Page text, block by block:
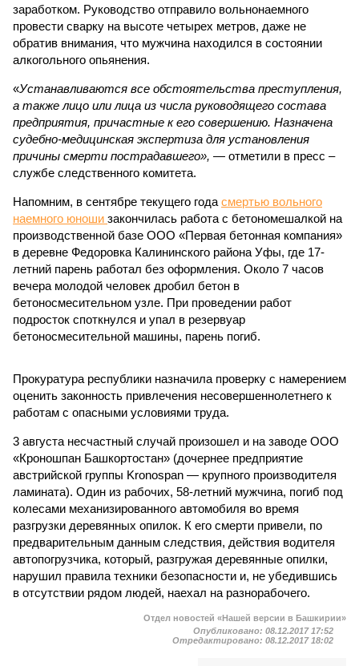
заработком. Руководство отправило вольнонаемного
провести сварку на высоте четырех метров, даже не
обратив внимания, что мужчина находился в состоянии
алкогольного опьянения.
«Устанавливаются все обстоятельства преступления,
а также лицо или лица из числа руководящего состава
предприятия, причастные к его совершению. Назначена
судебно-медицинская экспертиза для установления
причины смерти пострадавшего», — отметили в пресс –
службе следственного комитета.
Напомним, в сентябре текущего года смертью вольного
наемного юноши закончилась работа с бетономешалкой на
производственной базе ООО «Первая бетонная компания»
в деревне Федоровка Калининского района Уфы, где 17-
летний парень работал без оформления. Около 7 часов
вечера молодой человек дробил бетон в
бетоносмесительном узле. При проведении работ
подросток споткнулся и упал в резервуар
бетоносмесительной машины, парень погиб.
Прокуратура республики назначила проверку с намерением
оценить законность привлечения несовершеннолетнего к
работам с опасными условиями труда.
3 августа несчастный случай произошел и на заводе ООО
«Кроношпан Башкортостан» (дочернее предприятие
австрийской группы Kronospan — крупного производителя
ламината). Один из рабочих, 58-летний мужчина, погиб под
колесами механизированного автомобиля во время
разгрузки деревянных опилок. К его смерти привели, по
предварительным данным следствия, действия водителя
автопогрузчика, который, разгружая деревянные опилки,
нарушил правила техники безопасности и, не убедившись
в отсутствии рядом людей, наехал на разнорабочего.
Отдел новостей «Нашей версии в Башкирии»
Опубликовано: 08.12.2017 17:52
Отредактировано: 08.12.2017 18:02